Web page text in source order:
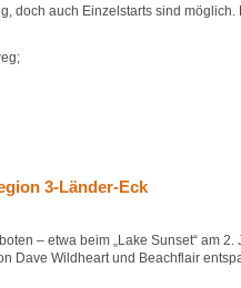
doch auch Einzelstarts sind möglich.
3-Länder-Eck
– etwa beim „Lake Sunset“ am 2.
Dave Wildheart und Beachflair